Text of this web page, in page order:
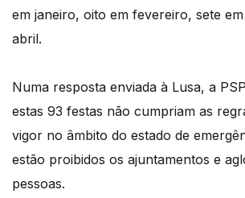
em janeiro, oito em fevereiro, sete
abril.
Numa resposta enviada à Lusa, a
estas 93 festas não cumpriam as
vigor no âmbito do estado de
estão proibidos os ajuntamentos e
pessoas.